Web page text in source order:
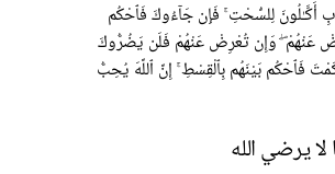
أَكَّـٰلُونَ لِلسُّحْتِ ۚ فَإِن جَآءُوكَ فَٱحْكُم
عَنْهُمْ ۖ وَإِن تُعْرِضْ عَنْهُمْ فَلَن يَضُرُّوكَ
فَٱحْكُم بَيْنَهُم بِٱلْقِسْطِ ۚ إِنَّ ٱللَّهَ يُحِبُّ